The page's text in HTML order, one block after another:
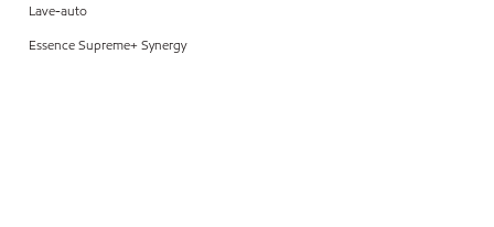
Lave-auto
Essence Supreme+ Synergy